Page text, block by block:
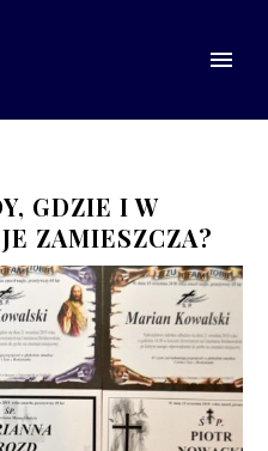
GDZIE I W
ZAMIESZCZA?